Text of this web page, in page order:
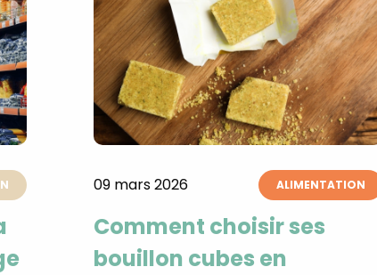
09 mars 2026 ALIMENTATION
Comment choisir ses
bouillon cubes en